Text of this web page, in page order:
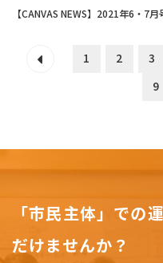
【CANVAS NEWS】2021年6・7月
1 2 3
9
「市民主体」での
だけませんか？